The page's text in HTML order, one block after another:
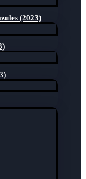
(2023)